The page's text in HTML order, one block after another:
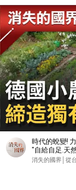
時代的蛻變!
"自給自足.天
吳承斌│【消
消失的國界│從